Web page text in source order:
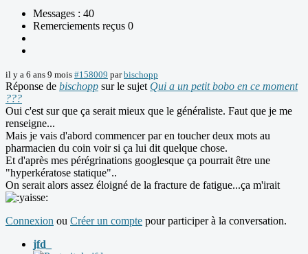
Messages : 40
Remerciements reçus 0
il y a 6 ans 9 mois #158009 parbischopp
Réponse de bischopp sur le sujet Qui a un petit bobo en ce moment
???
Oui c'est sur que ça serait mieux que le généraliste. Faut que je me
renseigne...
Mais je vais d'abord commencer par en toucher deux mots au
pharmacien du coin voir si ça lui dit quelque chose.
Et d'après mes pérégrinations googlesque ça pourrait être une
"hyperkératose statique"..
On serait alors assez éloigné de la fracture de fatigue...ça m'irait
Connexion ou Créer un compte pour participer à la conversation.
jfd_